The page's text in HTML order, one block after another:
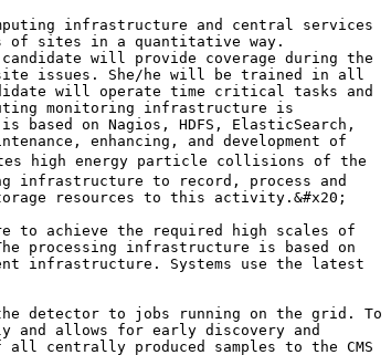
infrastructure and central services
of sites in a quantitative way.
will provide coverage during the
site issues. She/he will be trained in all
will operate time critical tasks and
monitoring infrastructure is
on Nagios, HDFS, ElasticSearch,
enhancing, and development of
high energy particle collisions of the
infrastructure to record, process and
resources to this activity.&#x20;
to achieve the required high scales of
processing infrastructure is based on
infrastructure. Systems use the latest
detector to jobs running on the grid. To
allows for early discovery and
centrally produced samples to the CMS